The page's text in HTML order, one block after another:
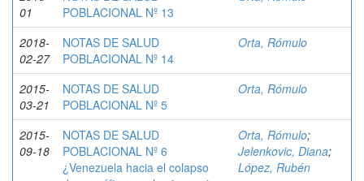
01
POBLACIONAL Nº 13
2018-
02-27
NOTAS DE SALUD
POBLACIONAL Nº 14
Orta, Rómulo
2015-
03-21
NOTAS DE SALUD
POBLACIONAL Nº 5
Orta, Rómulo
2015-
09-18
NOTAS DE SALUD
POBLACIONAL Nº 6
¿Venezuela hacia el colapso
Orta, Rómulo;
Jelenkovic, Diana;
López, Rubén